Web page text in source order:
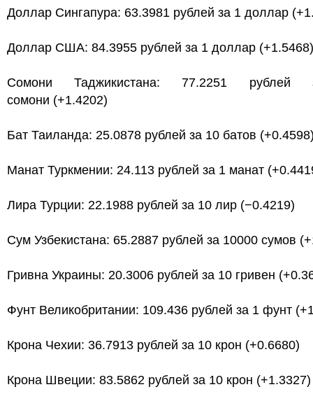
Доллар Сингапура: 63.3981 рублей за 1 доллар
Доллар США: 84.3955 рублей за 1 доллар (+1.5468)
Сомони Таджикистана: 77.2251
сомони (+1.4202)
Бат Таиланда: 25.0878 рублей за 10 батов
Манат Туркмении: 24.113 рублей за 1 манат
Лира Турции: 22.1988 рублей за 10 лир (−0.4219)
Сум Узбекистана: 65.2887 рублей за 10000 сумов
Гривна Украины: 20.3006 рублей за 10 гривен
Фунт Великобритании: 109.436 рублей за 1 фунт
Крона Чехии: 36.7913 рублей за 10 крон (+0.6680)
Крона Швеции: 83.5862 рублей за 10 крон (+1.3327)